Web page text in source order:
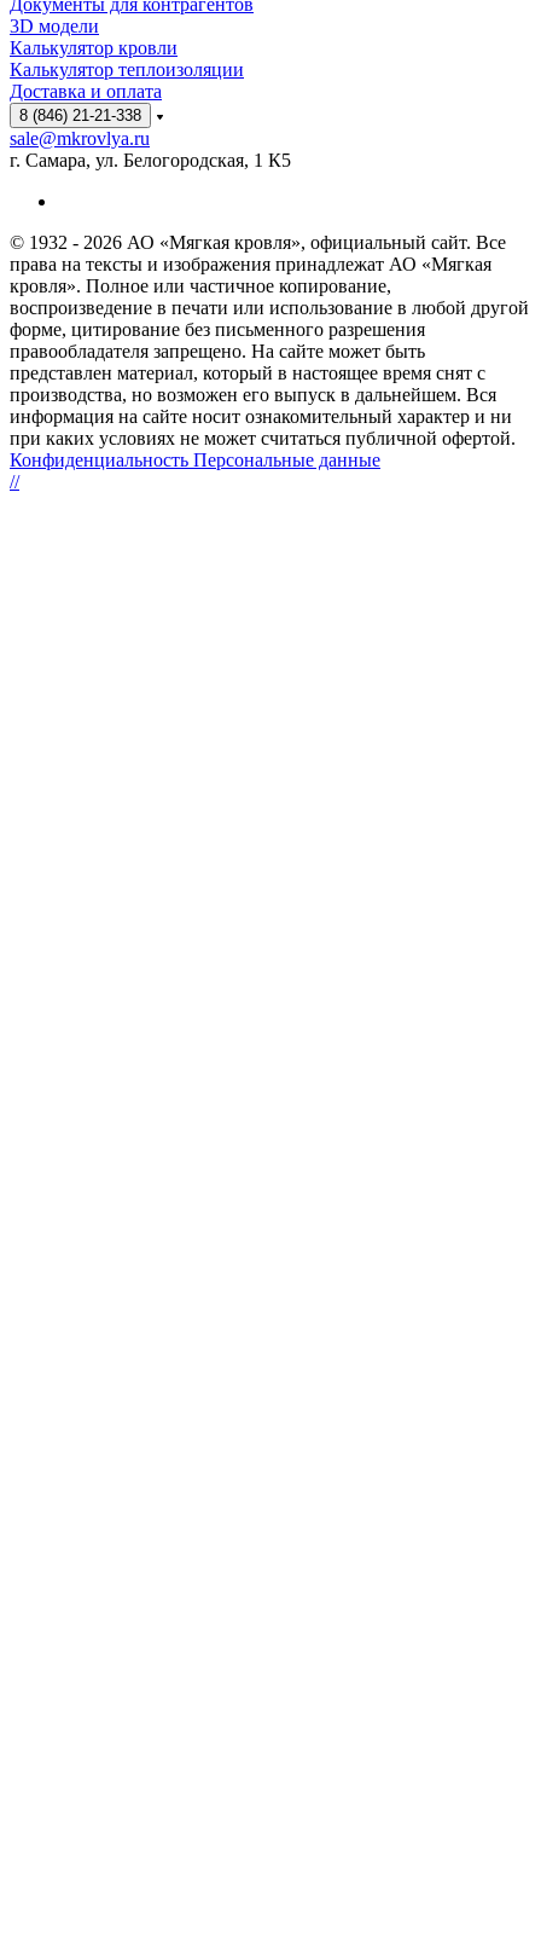
Документы для контрагентов
3D модели
Калькулятор кровли
Калькулятор теплоизоляции
Доставка и оплата
8 (846) 21-21-338
sale@mkrovlya.ru
г. Самара, ул. Белогородская, 1 К5
© 1932 - 2026 АО «Мягкая кровля», официальный сайт. Все
права на тексты и изображения принадлежат АО «Мягкая
кровля». Полное или частичное копирование,
воспроизведение в печати или использование в любой другой
форме, цитирование без письменного разрешения
правообладателя запрещено. На сайте может быть
представлен материал, который в настоящее время снят с
производства, но возможен его выпуск в дальнейшем. Вся
информация на сайте носит ознакомительный характер и ни
при каких условиях не может считаться публичной офертой.
Конфиденциальность Персональные данные
//